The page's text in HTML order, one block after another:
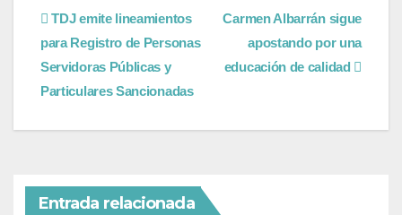
Carmen Albarrán sigue
apostando por una
educación de calidad
TDJ emite lineamientos
para Registro de Personas
Servidoras Públicas y
Particulares Sancionadas
Entrada relacionada